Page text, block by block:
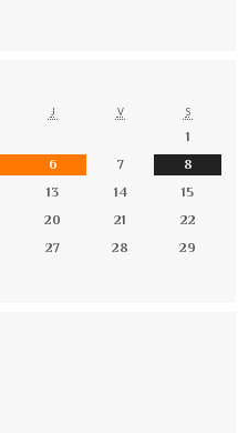
J V S
1
6 7
8
13 14
15
20 21
22
27 28
29